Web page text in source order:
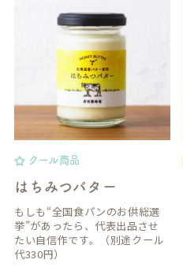
クール商品
はちみつバター
もしも“全国食パンのお供総選
挙”があったら、代表出品させ
たい自信作です。（別途クール
代330円）